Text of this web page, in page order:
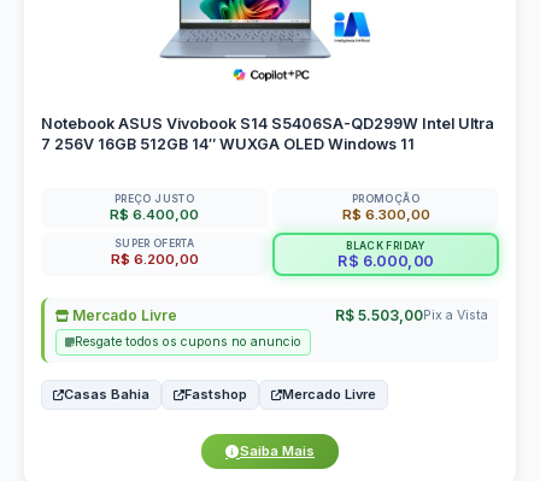
Notebook ASUS Vivobook S14 S5406SA-QD299W Intel Ultra
7 256V 16GB 512GB 14″ WUXGA OLED Windows 11
PREÇO JUSTO
R$ 6.400,00
PROMOÇÃO
R$ 6.300,00
SUPER OFERTA
R$ 6.200,00
BLACK FRIDAY
R$ 6.000,00
Mercado Livre R$ 5.503,00Pix a Vista
Resgate todos os cupons no anuncio
Casas Bahia Fastshop Mercado Livre
Saiba Mais